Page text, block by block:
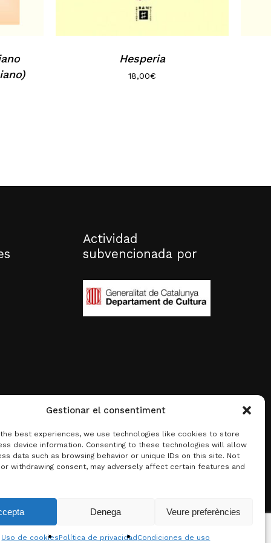
Gestionar el consentiment
best experiences, we use technologies like cookies to store
device information. Consenting to these technologies will allow
data such as browsing behavior or unique IDs on this site. Not
withdrawing consent, may adversely affect certain features and
Denega Veure preferències
Uso de cookiesPolítica de privacidadCondiciones de uso
carrito Finalizar compra
Hesperia
18,00€
Actividad
subvencionada por